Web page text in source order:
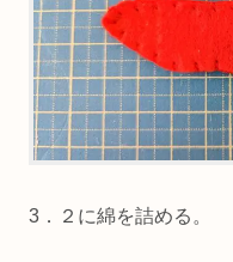
3．２に綿を詰める。